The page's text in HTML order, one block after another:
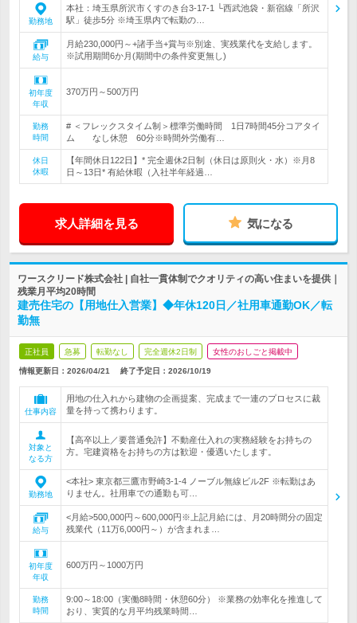
勤務地
本社：埼玉県所沢市くすのき台3-17-1 └西武池袋・新宿線「所沢
駅」徒歩5分 ※埼玉県内で転勤の…
給与
月給230,000円～+諸手当+賞与※別途、実残業代を支給します。
※試用期間6か月(期間中の条件変更無し)
初年度
年収
370万円～500万円
勤務
時間
# ＜フレックスタイム制＞標準労働時間 1日7時間45分コアタイ
ム なし休憩 60分※時間外労働有…
休日
休暇
【年間休日122日】* 完全週休2日制（休日は原則火・水）※月8
日～13日* 有給休暇（入社半年経過…
求人詳細を見る 気になる
ワースクリード株式会社 | 自社一貫体制でクオリティの高い住まいを提供｜
残業月平均20時間
建売住宅の【用地仕入営業】◆年休120日／社用車通勤OK／転
勤無
正社員 急募 転勤なし 完全週休2日制 女性のおしごと掲載中
情報更新日：2026/04/21 終了予定日： 2026/10/19
仕事内容
用地の仕入れから建物の企画提案、完成まで一連のプロセスに裁
量を持って携わります。
対象と
なる方
【高卒以上／要普通免許】不動産仕入れの実務経験をお持ちの
方。宅建資格をお持ちの方は歓迎・優遇いたします。
勤務地
<本社> 東京都三鷹市野崎3-1-4 ノーブル無線ビル2F ※転勤はあ
りません。社用車での通勤も可…
給与
<月給>500,000円～600,000円※上記月給には、月20時間分の固定
残業代（11万6,000円～）が含まれま…
初年度
年収
600万円～1000万円
勤務
時間
9:00～18:00（実働8時間・休憩60分） ※業務の効率化を推進して
おり、実質的な月平均残業時間…